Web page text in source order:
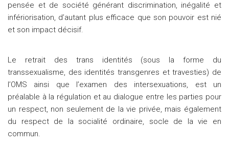
pensée et de société générant discrimination, inégalité et
infériorisation, d’autant plus efficace que son pouvoir est nié
et son impact décisif.
Le retrait des trans identités (sous la forme du
transsexualisme, des identités transgenres et travesties) de
l’OMS ainsi que l’examen des intersexuations, est un
préalable à la régulation et au dialogue entre les parties pour
un respect, non seulement de la vie privée, mais également
du respect de la socialité ordinaire, socle de la vie en
commun.